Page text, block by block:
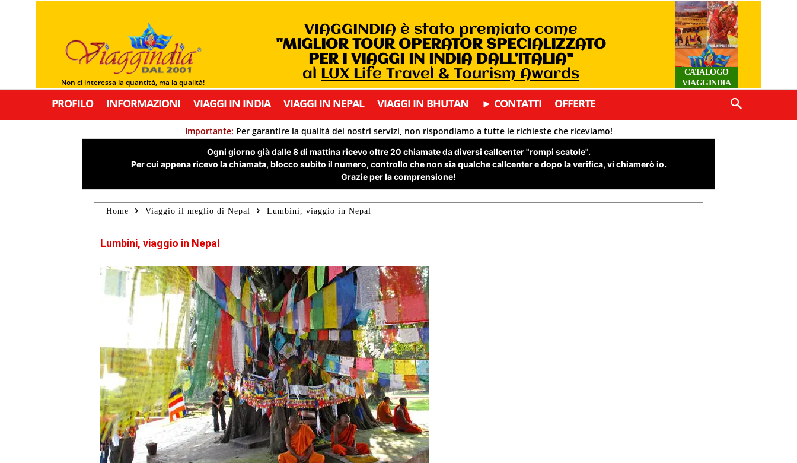
Non ci interessa la quantità, ma la qualità!
VIAGGINDIA è stato premiato come
"MIGLIOR TOUR OPERATOR SPECIALIZZATO
PER I VIAGGI IN INDIA DALL’ITALIA"
al LUX Life Travel & Tourism Awards
CATALOGO
VIAGGINDIA
PROFILO INFORMAZIONI VIAGGI IN INDIA VIAGGI IN NEPAL VIAGGI IN BHUTAN ► CONTATTI OFFERTE
Importante: Per garantire la qualità dei nostri servizi, non rispondiamo a tutte le richieste che riceviamo!
Ogni giorno già dalle 8 di mattina ricevo oltre 20 chiamate da diversi callcenter "rompi scatole".
Per cui appena ricevo la chiamata, blocco subito il numero, controllo che non sia qualche callcenter e dopo la verifica, vi chiamerò io.
Grazie per la comprensione!
Home Viaggio il meglio di Nepal Lumbini, viaggio in Nepal
Lumbini, viaggio in Nepal